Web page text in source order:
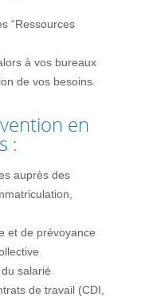
“Ressources
à vos bureaux
de vos besoins.
en
:
auprès des
et de prévoyance
salarié
de travail (CDI,